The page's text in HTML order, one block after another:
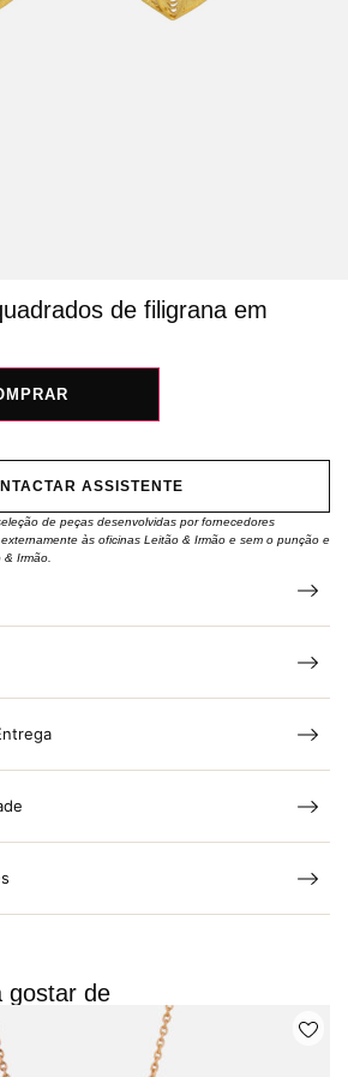
de filigrana em
ASSISTENTE
de peças desenvolvidas por fornecedores
às oficinas Leitão & Irmão e sem o punção e
Irmão.
gostar de